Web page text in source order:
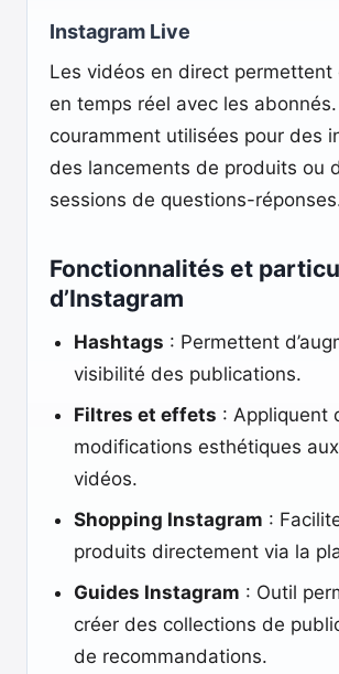
Instagram Live
Les vidéos en direct permettent
en temps réel avec les
couramment utilisées pour des
des lancements de produits ou
sessions de questions-
Fonctionnalités et
d’Instagram
Hashtags : Permettent
visibilité des publications.
Filtres et effets : Appliquent
modifications esthétiques
vidéos.
Shopping Instagram :
produits directement via la
Guides Instagram : Outil
créer des collections de
de recommandations.